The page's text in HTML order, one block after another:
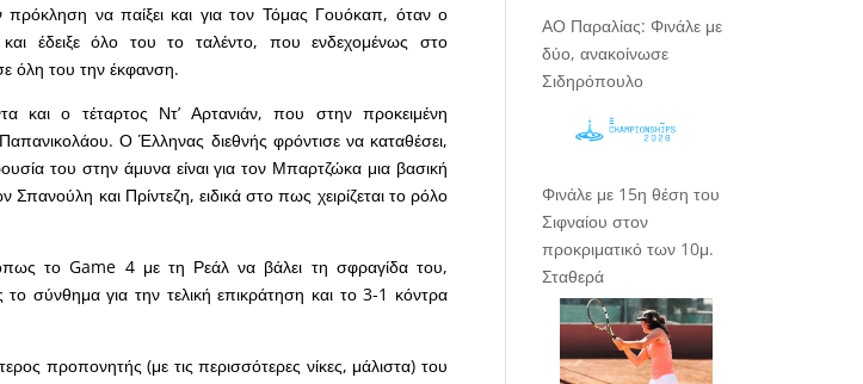
πρόκληση να παίξει και για τον Τόμας Γουόκαπ, όταν ο
έδειξε όλο του το ταλέντο, που ενδεχομένως στο
όλη του την έκφανση.
και ο τέταρτος Ντ’ Αρτανιάν, που στην προκειμένη
Ο Έλληνας διεθνής φρόντισε να καταθέσει,
του στην άμυνα είναι για τον Μπαρτζώκα μια βασική
Σπανούλη και Πρίντεζη, ειδικά στο πως χειρίζεται το ρόλο
το Game 4 με τη Ρεάλ να βάλει τη σφραγίδα του,
σύνθημα για την τελική επικράτηση και το 3-1 κόντρα
προπονητής (με τις περισσότερες νίκες, μάλιστα) του
ΑΟ Παραλίας: Φινάλε με
δύο, ανακοίνωσε
Σιδηρόπουλο
Φινάλε με 15η θέση του
Σιφναίου στον
προκριματικό των 10μ.
Σταθερά